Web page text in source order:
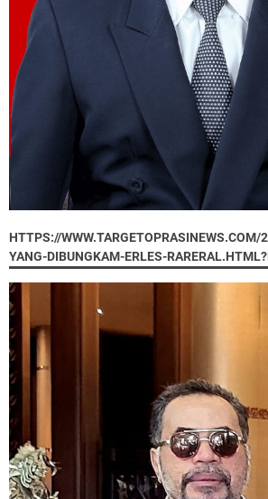
HTTPS://
YANG-DIBUNGKAM-ERLES-